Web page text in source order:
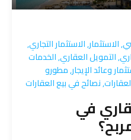
,الاستثمار,الاستثمار التجاري,
,التمويل العقاري,الخدمات
وعائد الإيجار,مطورو
,نصائح في بيع العقارات
في